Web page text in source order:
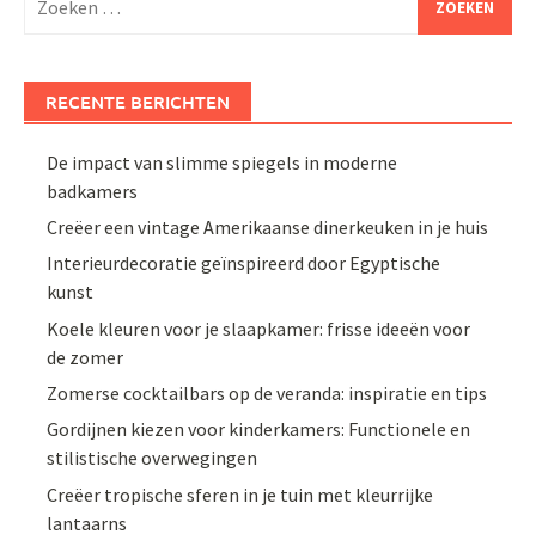
naar:
RECENTE BERICHTEN
De impact van slimme spiegels in moderne
badkamers
Creëer een vintage Amerikaanse dinerkeuken in je huis
Interieurdecoratie geïnspireerd door Egyptische
kunst
Koele kleuren voor je slaapkamer: frisse ideeën voor
de zomer
Zomerse cocktailbars op de veranda: inspiratie en tips
Gordijnen kiezen voor kinderkamers: Functionele en
stilistische overwegingen
Creëer tropische sferen in je tuin met kleurrijke
lantaarns